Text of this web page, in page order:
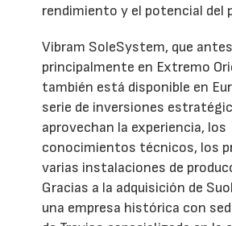
rendimiento y el potencial del
Vibram SoleSystem, que
principalmente en Extremo
también está disponible en
serie de inversiones
aprovechan la experiencia, los
conocimientos técnicos, los
varias instalaciones de
Gracias a la adquisición de
una empresa histórica con